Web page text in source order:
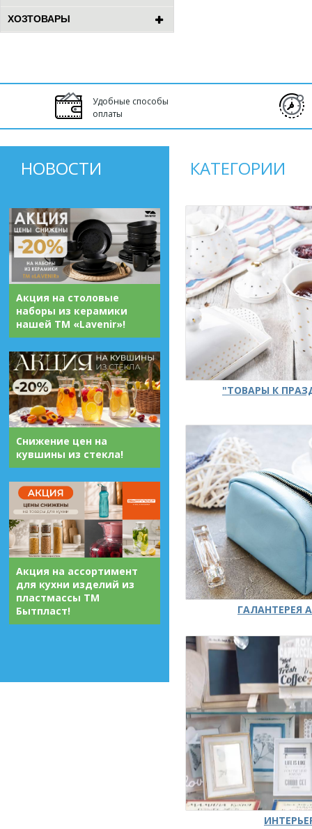
ХОЗТОВАРЫ
Удобные способы
оплаты
НОВОСТИ
Акция на столовые
наборы из керамики
нашей ТМ «Lavenir»!
Снижение цен на
кувшины из стекла!
Акция на ассортимент
для кухни изделий из
пластмассы ТМ
Бытпласт!
КАТЕГОРИИ
"ТОВАРЫ К
ГАЛАНТЕРЕЯ